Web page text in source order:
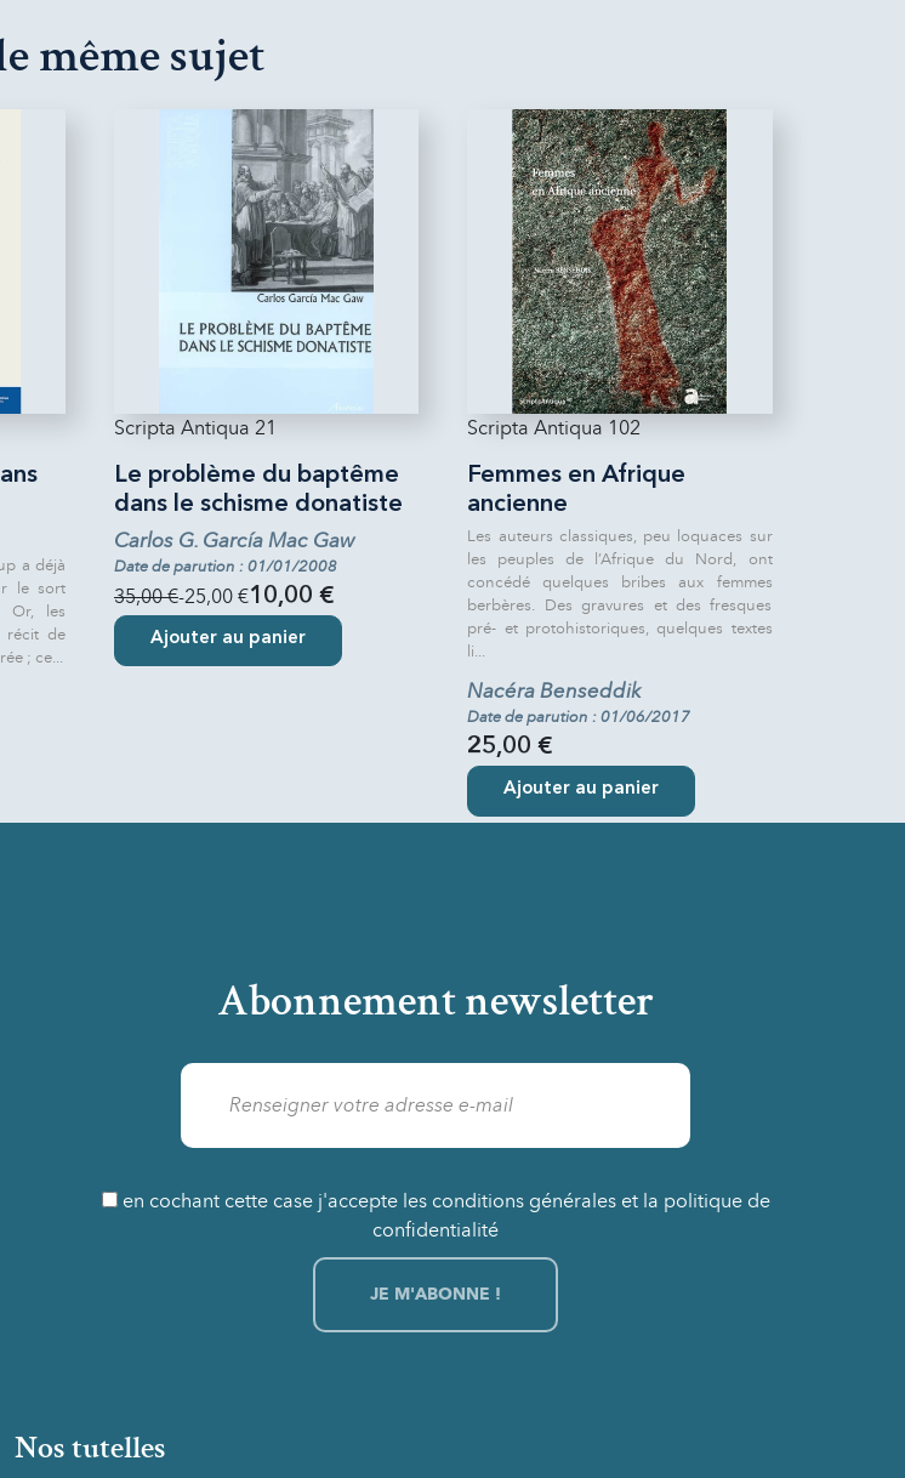
même sujet
a déjà
le sort
Or, les
récit de
; ce...
Scripta Antiqua 21
Le problème du baptême
dans le schisme donatiste
Carlos G. García Mac Gaw
Date de parution : 01/01/2008
35,00 €-25,00 €10,00 €
Ajouter au panier
Scripta Antiqua 102
Femmes en Afrique
ancienne
Les auteurs classiques, peu loquaces sur
les peuples de l’Afrique du Nord, ont
concédé quelques bribes aux femmes
berbères. Des gravures et des fresques
pré- et protohistoriques, quelques textes
li...
Nacéra Benseddik
Date de parution : 01/06/2017
25,00 €
Ajouter au panier
Abonnement newsletter
en cochant cette case j'accepte les conditions générales et la politique de
confidentialité
Nos tutelles